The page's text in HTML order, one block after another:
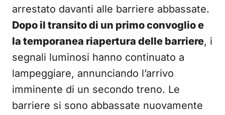
arrestato davanti alle barriere abbassate.
Dopo il transito di un primo convoglio e
la temporanea riapertura delle barriere, i
segnali luminosi hanno continuato a
lampeggiare, annunciando l’arrivo
imminente di un secondo treno. Le
barriere si sono abbassate nuovamente